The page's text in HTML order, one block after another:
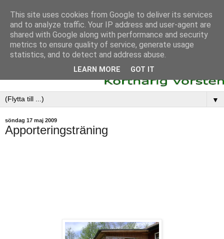
▼
söndag 17 maj 2009
Apporteringsträning
This site uses cookies from Google to deliver its services
and to analyze traffic. Your IP address and user-agent are
shared with Google along with performance and security
metrics to ensure quality of service, generate usage
statistics, and to detect and address abuse.
LEARN MORE GOT IT